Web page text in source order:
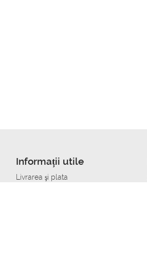
Informații utile
Livrarea şi plata